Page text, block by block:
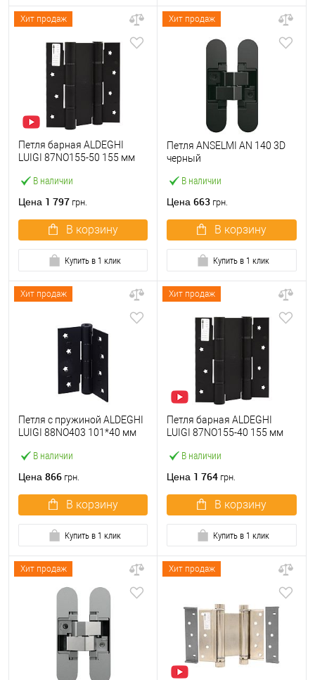
Хит продаж
В наличии
Петля барная ALDEGHI
LUIGI 87NO155-50 155 мм
Цена 1 797 грн.
В корзину
Купить в 1 клик
Хит продаж
В наличии
Петля ANSELMI AN 140 3D
черный
Цена 663 грн.
В корзину
Купить в 1 клик
Хит продаж
В наличии
Петля с пружиной ALDEGHI
LUIGI 88NO403 101*40 мм
Цена 866 грн.
В корзину
Купить в 1 клик
Хит продаж
В наличии
Петля барная ALDEGHI
LUIGI 87NO155-40 155 мм
Цена 1 764 грн.
В корзину
Купить в 1 клик
Хит продаж Хит продаж